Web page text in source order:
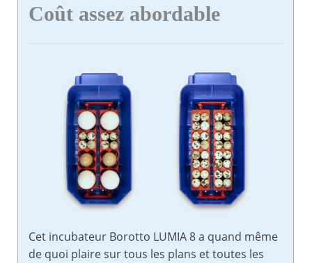
Coût assez abordable
Cet incubateur Borotto LUMIA 8 a quand même
de quoi plaire sur tous les plans et toutes les